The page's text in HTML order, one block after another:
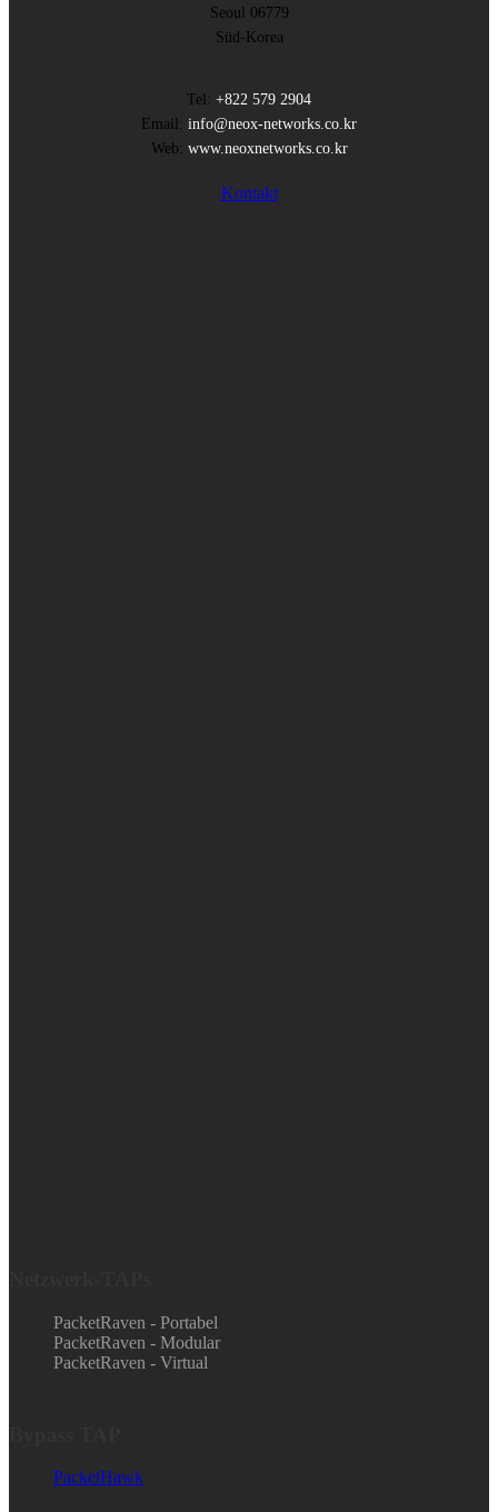
Seoul 06779
Süd-Korea
Tel: +822 579 2904
Email: info@neox-networks.co.kr
Web: www.neoxnetworks.co.kr
Kontakt
PacketRaven - Portabel
PacketRaven - Modular
PacketRaven - Virtual
PacketHawk